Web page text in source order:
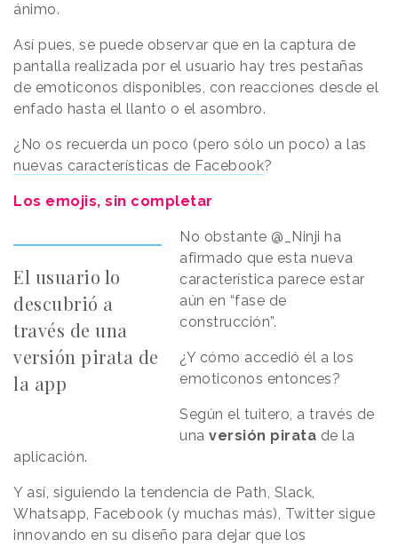
ánimo.
Así pues, se puede observar que en la captura de
pantalla realizada por el usuario hay tres pestañas
de emoticonos disponibles, con reacciones desde el
enfado hasta el llanto o el asombro.
¿No os recuerda un poco (pero sólo un poco) a las
nuevas características de Facebook?
Los emojis, sin completar
El usuario lo
descubrió a
través de una
versión pirata de
la app
No obstante @_Ninji ha
afirmado que esta nueva
característica parece estar
aún en “fase de
construcción”.
¿Y cómo accedió él a los
emoticonos entonces?
Según el tuitero, a través de
unaversión pirata de la
aplicación.
Y así, siguiendo la tendencia de Path, Slack,
Whatsapp, Facebook (y muchas más), Twitter sigue
innovando en su diseño para dejar que los